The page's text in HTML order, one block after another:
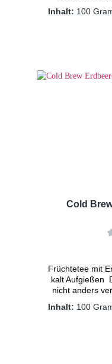
Würze und
Glas.
Inhalt: 100
Cold
Früchtetee mit
kalt Aufgießen
nicht anders
diesem
süßen
Inhalt: 100